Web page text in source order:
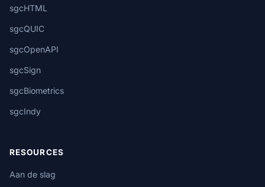
sgcHTML
sgcQUIC
sgcOpenAPI
sgcSign
sgcBiometrics
sgcIndy
RESOURCES
Aan de slag